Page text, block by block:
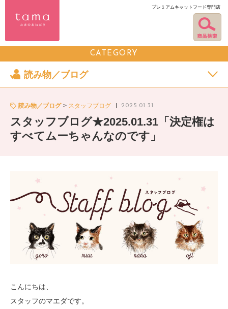
プレミアムキャットフード専門店
CATEGORY
読み物／ブログ
読み物／ブログ スタッフブログ 2025.01.31
スタッフブログ★2025.01.31「決定権は
すべてムーちゃんなのです」
こんにちは、
スタッフのマエダです。